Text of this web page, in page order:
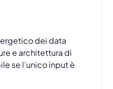
dei data
e architettura di
se l’unico input è